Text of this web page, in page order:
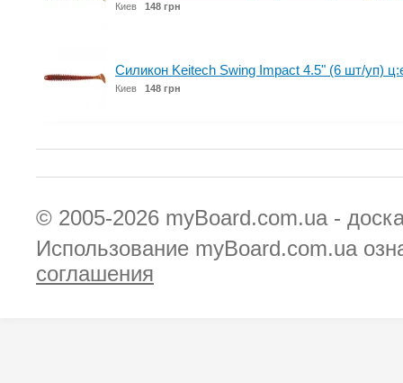
Киев 148 грн
Силикон Keitech Swing Impact 4.5" (6 шт/уп)
Киев 148 грн
© 2005-2026 myBoard.com.ua -
Использование myBoard.com.ua
соглашения